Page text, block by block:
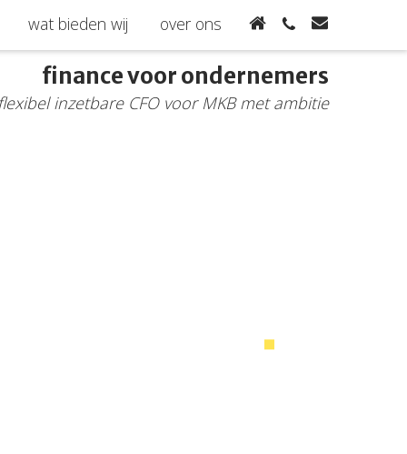
wat bieden wij over ons
finance voor ondernemers
inzetbare CFO voor MKB met ambitie